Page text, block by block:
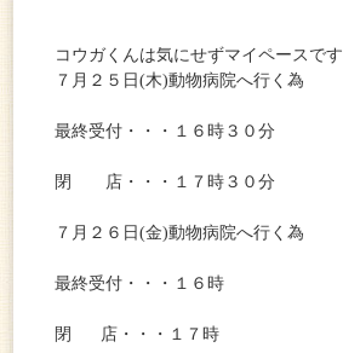
コウガくんは気にせずマイペースです
７月２５日(木)動物病院へ行く為
最終受付・・・１６時３０分
閉 店・・・１７時３０分
７月２６日(金)動物病院へ行く為
最終受付・・・１６時
閉 店・・・１７時